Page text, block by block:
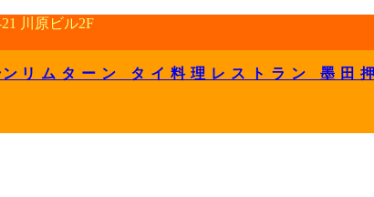
川原ビル2F
ン リムターン タイ料理レストラン 墨田